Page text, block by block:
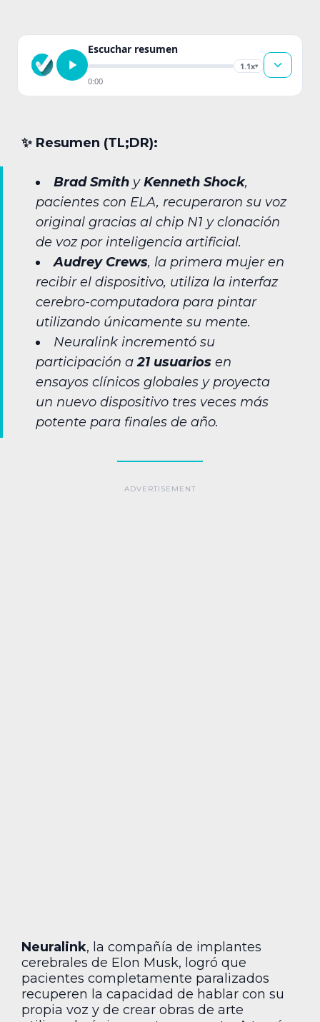
Escuchar resumen
1.1x▾
0:00
✨︎ Resumen (TL;DR):
Brad Smith yKenneth Shock,
pacientes con ELA, recuperaron su voz
original gracias al chip N1 y clonación
de voz por inteligencia artificial.
Audrey Crews, la primera mujer en
recibir el dispositivo, utiliza la interfaz
cerebro-computadora para pintar
utilizando únicamente su mente.
Neuralink incrementó su
participación a21 usuarios en
ensayos clínicos globales y proyecta
un nuevo dispositivo tres veces más
potente para finales de año.
Neuralink, la compañía de implantes
cerebrales de Elon Musk, logró que
pacientes completamente paralizados
recuperen la capacidad de hablar con su
propia voz y de crear obras de arte